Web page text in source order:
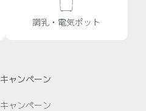
調乳・電気ポット
キャンペーン
キャンペーン